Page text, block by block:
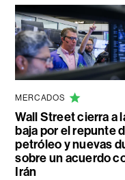
MERCADOS
Wall Street cierra a
baja por el repunte
petróleo y nuevas
sobre un acuerdo
Irán